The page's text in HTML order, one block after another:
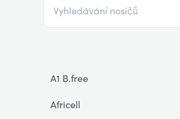
A1 B.free
Africell